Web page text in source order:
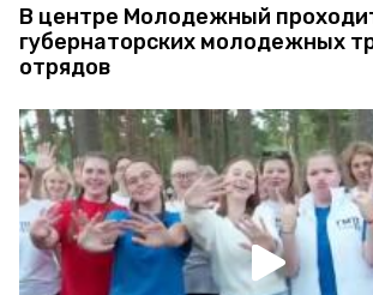
В центре Молодежный
губернаторских молодежных
отрядов